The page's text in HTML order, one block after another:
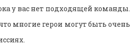
у вас нет подходящей команды.
многие герои могут быть очень